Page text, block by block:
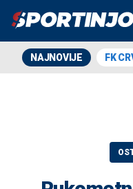
NAJNOVIJE FK